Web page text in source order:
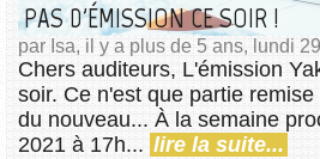
PAS D'ÉMISSION CE SOIR !
par Isa, il y a plus de 5 ans, lundi
Chers auditeurs, L'émission
soir. Ce n'est que partie
du nouveau... À la semaine
2021 à 17h... lire la suite...